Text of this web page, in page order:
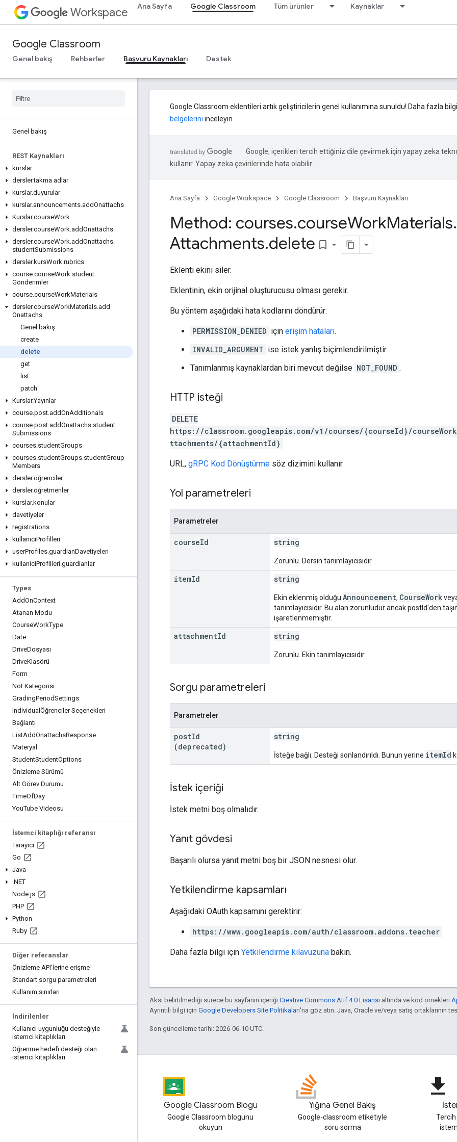
Workspace Ana Sayfa Google Classroom Tüm ürünler Kaynaklar
Google Classroom
Genel bakış Rehberler Başvuru Kaynakları Destek
Genel bakış
REST Kaynakları
kurslar
dersler.takma adlar
kurslar.duyurular
kurslar.announcements.addOnattachs
Kurslar.courseWork
dersler.courseWork.addOnattachs
dersler.courseWork.addOnattachs.
studentSubmissions
dersler.kursWork.rubrics
course.courseWork.student
Gönderimler
course.courseWorkMaterials
dersler.courseWorkMaterials.add
Onattachs
Genel bakış
create
delete
get
list
patch
Kurslar.Yayınlar
course.post.addOnAdditionals
course.post.addOnattachs.student
Submissions
courses.studentGroups
courses.studentGroups.studentGroup
Members
dersler.öğrenciler
dersler.öğretmenler
kurslar.konular
davetiyeler
registrations
kullanıcıProfilleri
userProfiles.guardianDavetiyeleri
kullaniciProfilleri.guardianlar
Types
AddOnContext
Atanan Modu
CourseWorkType
Date
DriveDosyası
DriveKlasörü
Form
Not Kategorisi
GradingPeriodSettings
IndividualÖğrenciler Seçenekleri
Bağlantı
ListAddOnattachsResponse
Materyal
StudentStudentOptions
Önizleme Sürümü
Alt Görev Durumu
TimeOfDay
YouTube Videosu
İstemci kitaplığı referansı
Tarayıcı
Go
Java
.NET
Node.js
PHP
Python
Ruby
Diğer referanslar
Önizleme API'lerine erişme
Standart sorgu parametreleri
Kullanım sınırları
İndirilenler
Kullanıcı uygunluğu desteğiyle
istemci kitaplıkları
Öğrenme hedefi desteği olan
istemci kitaplıkları
Google Classroom eklentileri artık geliştiricilerin genel kullanımına sunuldu! Daha fazla
belgelerini inceleyin.
Google, içerikleri tercih ettiğiniz dile çevirmek için yapay zeka
kullanır. Yapay zeka çevirilerinde hata olabilir.
Ana Sayfa Google Workspace Google Classroom Başvuru Kaynakları
Method: courses.courseWorkMaterials.
Attachments.delete bookmark_border
Eklenti ekini siler.
Eklentinin, ekin orijinal oluşturucusu olması gerekir.
Bu yöntem aşağıdaki hata kodlarını döndürür:
PERMISSION_DENIED için erişim hataları.
INVALID_ARGUMENT ise istek yanlış biçimlendirilmiştir.
Tanımlanmış kaynaklardan biri mevcut değilse NOT_FOUND .
HTTP isteği
DELETE
https://classroom.googleapis.com/v1/courses/{courseId}/
ttachments/{attachmentId}
URL, gRPC Kod Dönüştürme söz dizimini kullanır.
Yol parametreleri
Parametreler
courseId string
Zorunlu. Dersin tanımlayıcısıdır.
itemId string
Ekin eklenmiş olduğu Announcement, CourseWork
tanımlayıcısıdır. Bu alan zorunludur ancak postId'den
işaretlenmemiştir.
attachmentId string
Zorunlu. Ekin tanımlayıcısıdır.
Sorgu parametreleri
Parametreler
postId
(deprecated)
string
İsteğe bağlı. Desteği sonlandırıldı. Bunun yerine itemId
İstek içeriği
İstek metni boş olmalıdır.
Yanıt gövdesi
Başarılı olursa yanıt metni boş bir JSON nesnesi olur.
Yetkilendirme kapsamları
Aşağıdaki OAuth kapsamını gerektirir:
https://www.googleapis.com/auth/classroom.addons.teacher
Daha fazla bilgi için Yetkilendirme kılavuzuna bakın.
Aksi belirtilmediği sürece bu sayfanın içeriği Creative Commons Atıf 4.0 Lisansı altında ve kod örnekleri
Ayrıntılı bilgi için Google Developers Site Politikaları'na göz atın. Java, Oracle ve/veya satış ortaklarının
Son güncelleme tarihi: 2026-06-10 UTC.
Google Classroom Blogu
Google Classroom blogunu
okuyun
Yığına Genel Bakış
Google-classroom etiketiyle
soru sorma
file_download